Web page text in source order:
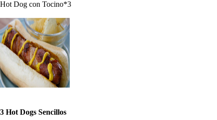
Hot Dog con Tocino*3
3 Hot Dogs Sencillos